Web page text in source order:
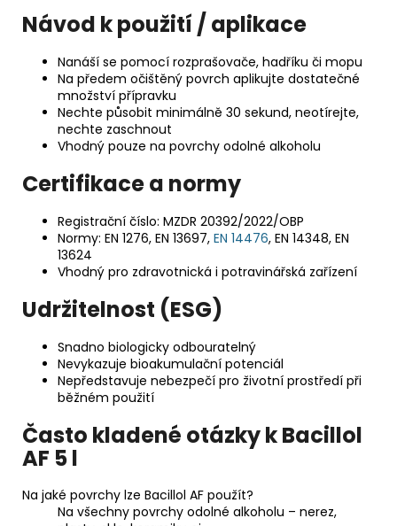
Návod k použití / aplikace
Nanáší se pomocí rozprašovače, hadříku či mopu
Na předem očištěný povrch aplikujte dostatečné
množství přípravku
Nechte působit minimálně 30 sekund, neotírejte,
nechte zaschnout
Vhodný pouze na povrchy odolné alkoholu
Certifikace a normy
Registrační číslo: MZDR 20392/2022/OBP
Normy: EN 1276, EN 13697, EN 14476, EN 14348, EN
13624
Vhodný pro zdravotnická i potravinářská zařízení
Udržitelnost (ESG)
Snadno biologicky odbouratelný
Nevykazuje bioakumulační potenciál
Nepředstavuje nebezpečí pro životní prostředí při
běžném použití
Často kladené otázky k Bacillol
AF 5 l
Na jaké povrchy lze Bacillol AF použít?
Na všechny povrchy odolné alkoholu – nerez,